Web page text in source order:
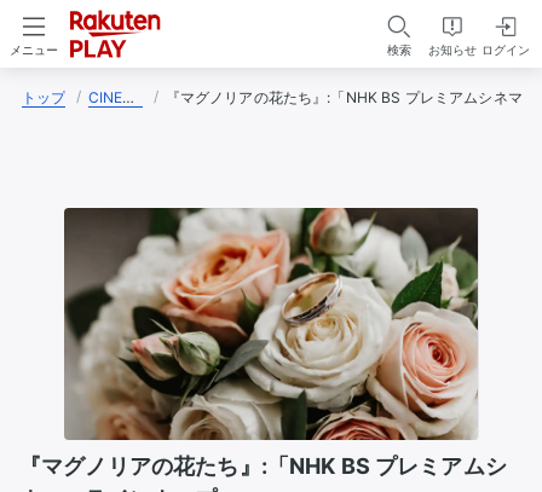
メニュー 検索 お知らせ ログイン
トップ CINEMAさん 『マグノリアの花たち』:「NHK BS プレミアムシネマ
『マグノリアの花たち』:「NHK BS プレミアムシ